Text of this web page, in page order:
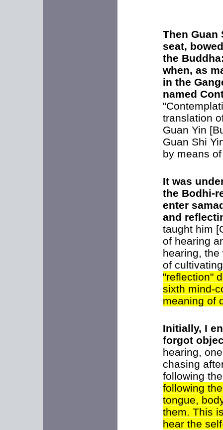
Then Guan
seat,
the
when, as
in the
named
translation
Guan Yin
Guan Shi
by means
It was
the Bodhi-
enter
and
taught him [
of hearing
hearing,
of
"reflection"
sixth mind-
meaning of
Initially, I
forgot
hearing,
chasing
following
following
tongue,
them. This
hear the